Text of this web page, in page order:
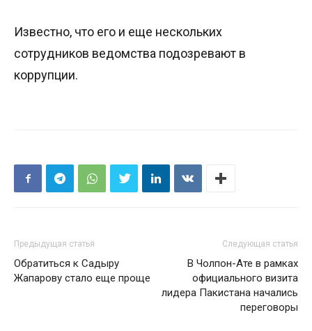
Известно, что его и еще нескольких
сотрудников ведомства подозревают в
коррупции.
Предыдущая статья
Обратиться к Садыру
Жапарову стало еще проще
Следующая статья
В Чолпон-Ате в рамках
официального визита
лидера Пакистана начались
переговоры